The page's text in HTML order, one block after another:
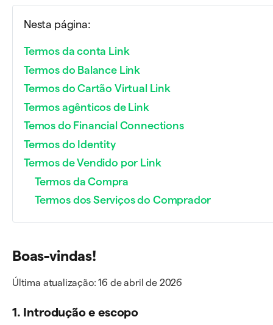
Nesta página:
Termos da conta Link
Termos do Balance Link
Termos do Cartão Virtual Link
Termos agênticos de Link
Temos do Financial Connections
Termos do Identity
Termos de Vendido por Link
Termos da Compra
Termos dos Serviços do Comprador
Boas-vindas!
Última atualização: 16 de abril de 2026
1. Introdução e escopo